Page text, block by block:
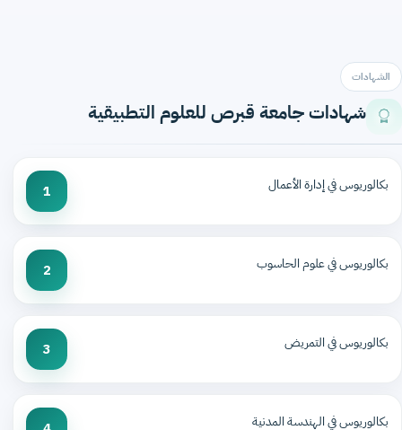
الشهادات
شهادات جامعة قبرص للعلوم التطبيقية
بكالوريوس في إدارة الأعمال 1
بكالوريوس في علوم الحاسوب 2
بكالوريوس في التمريض 3
بكالوريوس في الهندسة المدنية